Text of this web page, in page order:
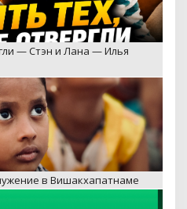
— Стэн и Лана — Илья
в Вишакхапатнаме